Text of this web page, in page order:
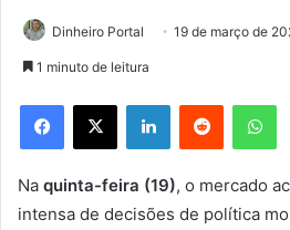
Dinheiro Portal 19 de março de
1 minuto de leitura
Facebook
X LinkedinReddit
Na quinta-feira (19), o mercado
intensa de decisões de política